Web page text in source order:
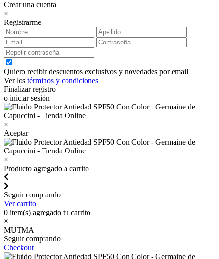
Crear una cuenta
×
Registrarme
Quiero recibir descuentos exclusivos y novedades por email
Ver los términos y condiciones
Finalizar registro
o iniciar sesión
×
Aceptar
×
Producto agregado a carrito
Seguir comprando
Ver carrito
0 item(s) agregado tu carrito
×
MUTMA
Seguir comprando
Checkout